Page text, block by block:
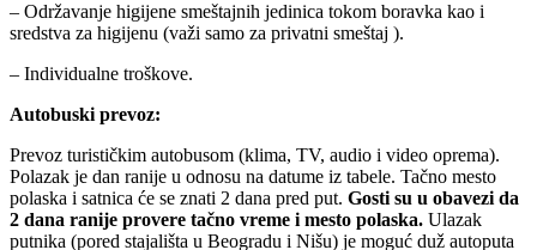
– Održavanje higijene smeštajnih jedinica tokom boravka kao i
sredstva za higijenu (važi samo za privatni smeštaj ).
– Individualne troškove.
Autobuski prevoz:
Prevoz turističkim autobusom (klima, TV, audio i video oprema).
Polazak je dan ranije u odnosu na datume iz tabele. Tačno mesto
polaska i satnica će se znati 2 dana pred put. Gosti su u obavezi da
2 dana ranije provere tačno vreme i mesto polaska. Ulazak
putnika (pored stajališta u Beogradu i Nišu) je moguć duž autoputa